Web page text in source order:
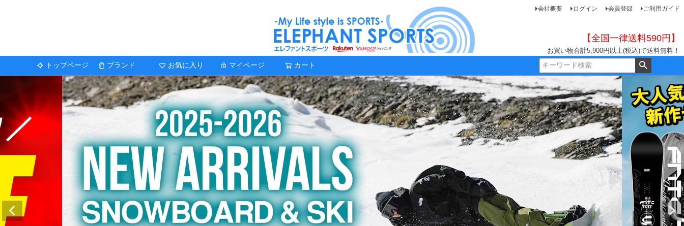
会社概要 ログイン 会員登録 ご利用ガイド
【全国一律送料590円】
お買い物合計5,900円以上(税込)で送料無料！
トップページ ブランド お気に入り マイページ カート